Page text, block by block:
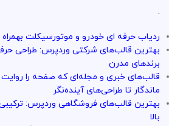
.
ردیاب حرفه ای خودرو و موتورسیکلت بهمراه
بهترین قالب‌های شرکتی وردپرس: طراحی
برندهای مدرن
قالب‌های خبری و مجله‌ای که صفحه را
ماندگار تا طراحی‌های آینده‌نگر
بهترین قالب‌های فروشگاهی وردپرس:
بالا